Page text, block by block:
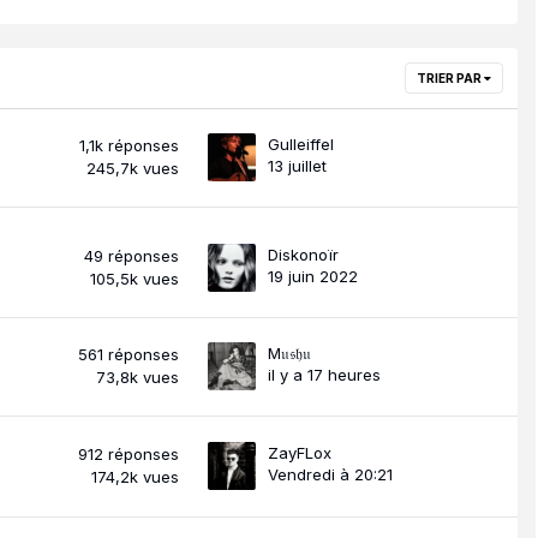
TRIER PAR
1,1k réponses
245,7k vues
Gulleiffel
13 juillet
49 réponses
105,5k vues
Diskonoïr
19 juin 2022
561 réponses
73,8k vues
M𝔲𝔰𝔥𝔲
il y a 17 heures
912 réponses
174,2k vues
ZayFLox
Vendredi à 20:21